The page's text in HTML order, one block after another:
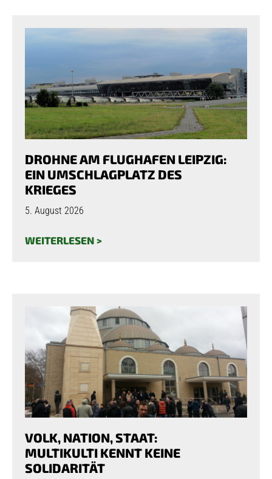
DROHNE AM FLUGHAFEN LEIPZIG:
EIN UMSCHLAGPLATZ DES
KRIEGES
5. August 2026
WEITERLESEN >
VOLK, NATION, STAAT:
MULTIKULTI KENNT KEINE
SOLIDARITÄT